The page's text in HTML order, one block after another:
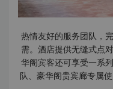
热情友好的服务团队，
需。酒店提供无缝式点
华阁宾客还可享受一系
队、豪华阁贵宾廊专属